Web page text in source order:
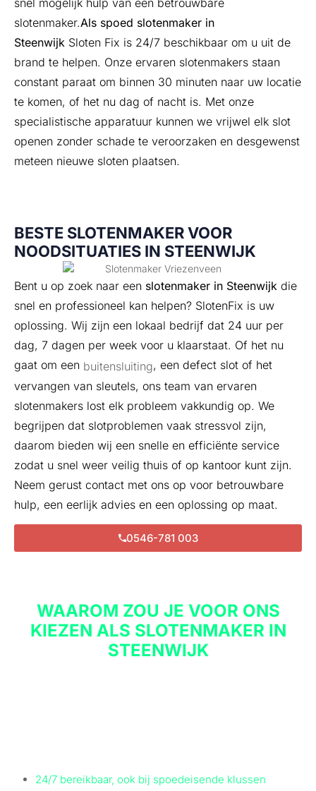
snel mogelijk hulp van een betrouwbare
slotenmaker.Als spoed slotenmaker in
Steenwijk Sloten Fix is 24/7 beschikbaar om u uit de
brand te helpen. Onze ervaren slotenmakers staan
constant paraat om binnen 30 minuten naar uw locatie
te komen, of het nu dag of nacht is. Met onze
specialistische apparatuur kunnen we vrijwel elk slot
openen zonder schade te veroorzaken en desgewenst
meteen nieuwe sloten plaatsen.
BESTE SLOTENMAKER VOOR
NOODSITUATIES IN STEENWIJK
Bent u op zoek naar een slotenmaker in Steenwijk die
snel en professioneel kan helpen? SlotenFix is uw
oplossing. Wij zijn een lokaal bedrijf dat 24 uur per
dag, 7 dagen per week voor u klaarstaat. Of het nu
gaat om een buitensluiting, een defect slot of het
vervangen van sleutels, ons team van ervaren
slotenmakers lost elk probleem vakkundig op. We
begrijpen dat slotproblemen vaak stressvol zijn,
daarom bieden wij een snelle en efficiënte service
zodat u snel weer veilig thuis of op kantoor kunt zijn.
Neem gerust contact met ons op voor betrouwbare
hulp, een eerlijk advies en een oplossing op maat.
0546-781 003
WAAROM ZOU JE VOOR ONS
KIEZEN ALS SLOTENMAKER IN
STEENWIJK
24/7 bereikbaar, ook bij spoedeisende klussen